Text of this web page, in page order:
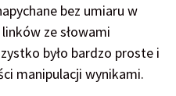
bez umiaru w
ze słowami
było bardzo proste i
manipulacji wynikami.